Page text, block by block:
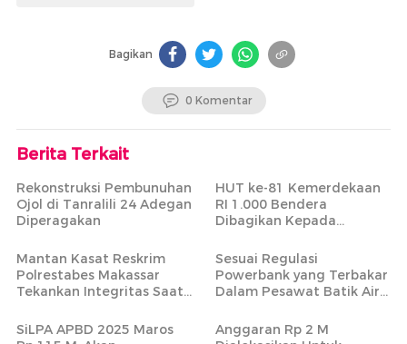
Bagikan
0 Komentar
Berita Terkait
Rekonstruksi Pembunuhan
Ojol di Tanralili 24 Adegan
Diperagakan
HUT ke-81 Kemerdekaan
RI 1.000 Bendera
Dibagikan Kepada
Mantan Kasat Reskrim
Polrestabes Makassar
Tekankan Integritas Saat
Mapolres Maros
Sesuai Regulasi
Powerbank yang Terbakar
Dalam Pesawat Batik Air
Bisa Dibawa
SiLPA APBD 2025 Maros
Anggaran Rp 2 M